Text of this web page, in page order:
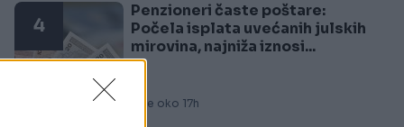
4
Penzioneri časte poštare:
Počela isplata uvećanih julskih
mirovina, najniža iznosi...
Prije oko 17h